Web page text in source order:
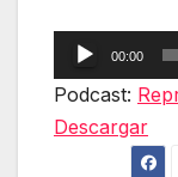
Reproductor
de
00:00
Podcast:
Descargar